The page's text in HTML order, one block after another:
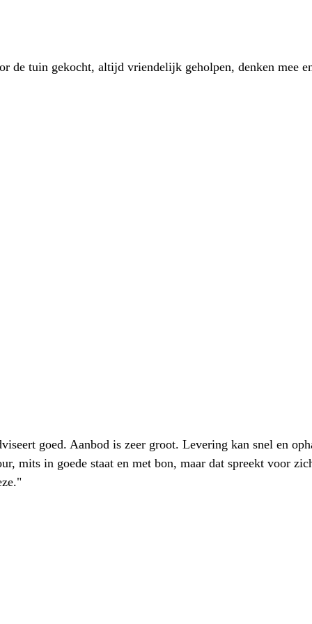
de tuin gekocht, altijd vriendelijk geholpen, denken mee
goed. Aanbod is zeer groot. Levering kan snel en
mits in goede staat en met bon, maar dat spreekt voor